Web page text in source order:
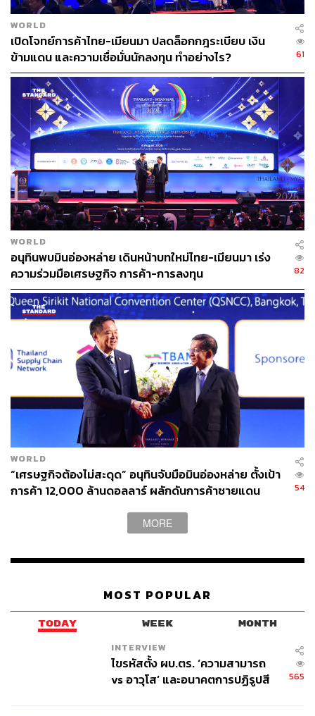
WORLD
เปิดโจทย์การค้าไทย-เมียนมา ปลดล็อกกฎระเบียบ เงิน
ข้ามแดน และความเชื่อมั่นนักลงทุน ทำอย่างไร?
61
WORLD
อนุทินพบมินอ่องหล่าย เดินหน้าบทใหม่ไทย-เมียนมา เร่ง
ความร่วมมือเศรษฐกิจ การค้า-การลงทุน
82
WORLD
“เศรษฐกิจต้องไม่สะดุด” อนุทินจับมือมินอ่องหล่าย ตั้งเป้า
การค้า 12,000 ล้านดอลลาร์ ผลักดันการค้าชายแดน
54
MORE
MOST POPULAR
TODAY WEEK MONTH
INTERVIEW
ไขรหัสตั้ง ผบ.ตร. ‘ความสามารถ
vs อาวุโส’ และอนาคตการปฏิรูปสี
565